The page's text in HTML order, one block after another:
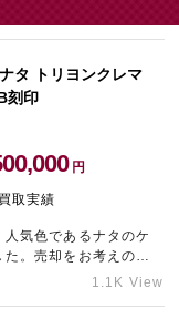
LAB大阪
む
します
タ トリヨンクレマ
刻印
円
取実績
気色であるナタのケ
。売却をお考えのエ
アのブランド買取店
1.1K View